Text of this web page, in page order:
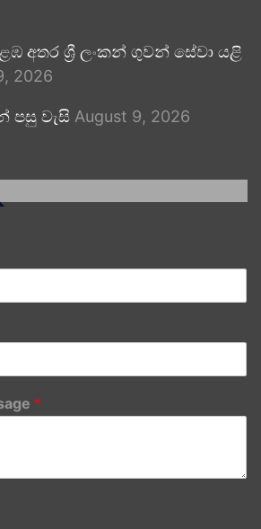
අතර ශ්‍රී ලංකන් ගුවන් සේවා යළි
2026
පසු වැසි August 9, 2026
*